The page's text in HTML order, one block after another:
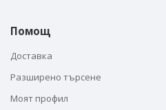
Помощ
Доставка
Разширено търсене
Моят профил